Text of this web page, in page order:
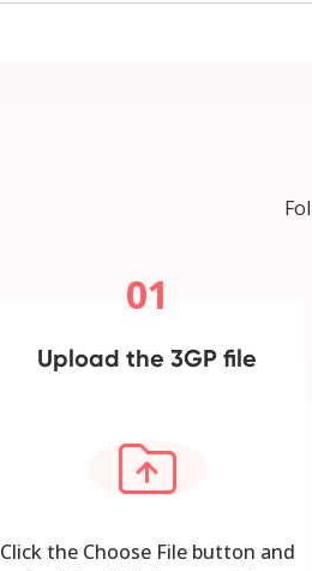
01
Upload the 3GP file
Click the Choose File button and